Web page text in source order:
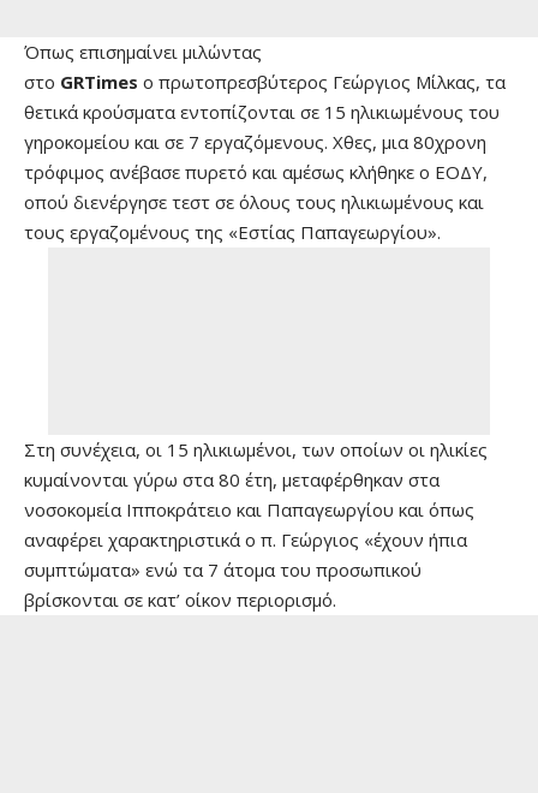
Όπως επισημαίνει μιλώντας
στο GRTimes o πρωτοπρεσβύτερος Γεώργιος Μίλκας, τα
θετικά κρούσματα εντοπίζονται σε 15 ηλικιωμένους του
γηροκομείου και σε 7 εργαζόμενους. Χθες, μια 80χρονη
τρόφιμος ανέβασε πυρετό και αμέσως κλήθηκε ο ΕΟΔΥ,
οπού διενέργησε τεστ σε όλους τους ηλικιωμένους και
τους εργαζομένους της «Εστίας Παπαγεωργίου».
Στη συνέχεια, οι 15 ηλικιωμένοι, των οποίων οι ηλικίες
κυμαίνονται γύρω στα 80 έτη, μεταφέρθηκαν στα
νοσοκομεία Ιπποκράτειο και Παπαγεωργίου και όπως
αναφέρει χαρακτηριστικά ο π. Γεώργιος «έχουν ήπια
συμπτώματα» ενώ τα 7 άτομα του προσωπικού
βρίσκονται σε κατ’ οίκον περιορισμό.